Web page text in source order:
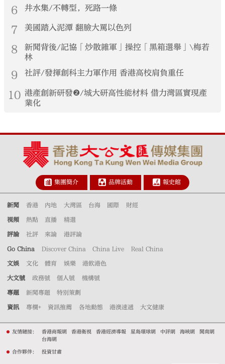
6 井水集/不轉型，死路一條
7 美國踏入泥潭 翻臉大罵以色列
8
新聞背後/記協「炒散雜軍」操控「黑箱選舉」\梅若
林
9 社評/發揮創科主力軍作用 香港高校肩負重任
10 港產創新研發❷/城大研高性能材料 借力灣區實現產
業化
集團簡介 品牌活動 報史館
新聞 香港 內地 大灣區 台海 國際 財經
視頻 熱點 直播 精選
評論 社評 來論 港評論
Go China Discover China China Live Real China
文娛 文化 體育 娛樂 港飲港色
大文號 政務號 個人號 機構號
專題 新聞專題 特別策劃
資訊 專欄+ 資訊推薦 各地動態 港澳速遞 大文健康
友情鏈接： 香港商報網 香港衛視 香港經濟導報 星島環球網 中評網 海峽網
閩南網
台海網
合作夥伴： 投資甘肅